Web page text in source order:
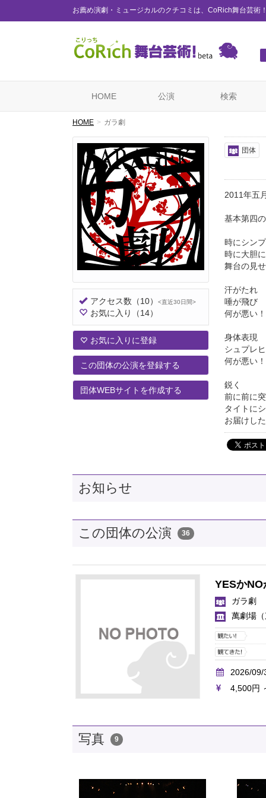
お薦め演劇・ミュージカルのクチコミは、CoRich舞台芸術
HOME 公演 検索
HOME ガラ劇
アクセス数 （10） <直近30日間>
お気に入り （14）
お気に入りに登録
この団体の公演を登録する
団体WEBサイトを作成する
団体
2011年五
基本第四
時にシン
時に大胆に
舞台の見
汗がたれ
唾が飛び
何が悪い！
身体表現
シュプレ
何が悪い！
鋭く
前に前に
タイトに
お届けし
お知らせ
この団体の公演 36
YESか
ガラ劇
萬劇場
2026/
4,500円
写真 9